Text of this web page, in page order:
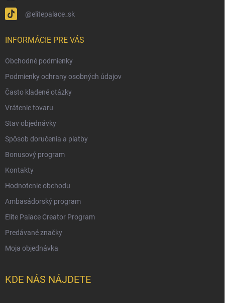
@elitepalace_sk
INFORMÁCIE PRE VÁS
Obchodné podmienky
Podmienky ochrany osobných údajov
Často kladené otázky
Vrátenie tovaru
Stav objednávky
Spôsob doručenia a platby
Bonusový program
Kontakty
Hodnotenie obchodu
Ambasádorský program
Elite Palace Creator Program
Predávané značky
Moja objednávka
KDE NÁS NÁJDETE